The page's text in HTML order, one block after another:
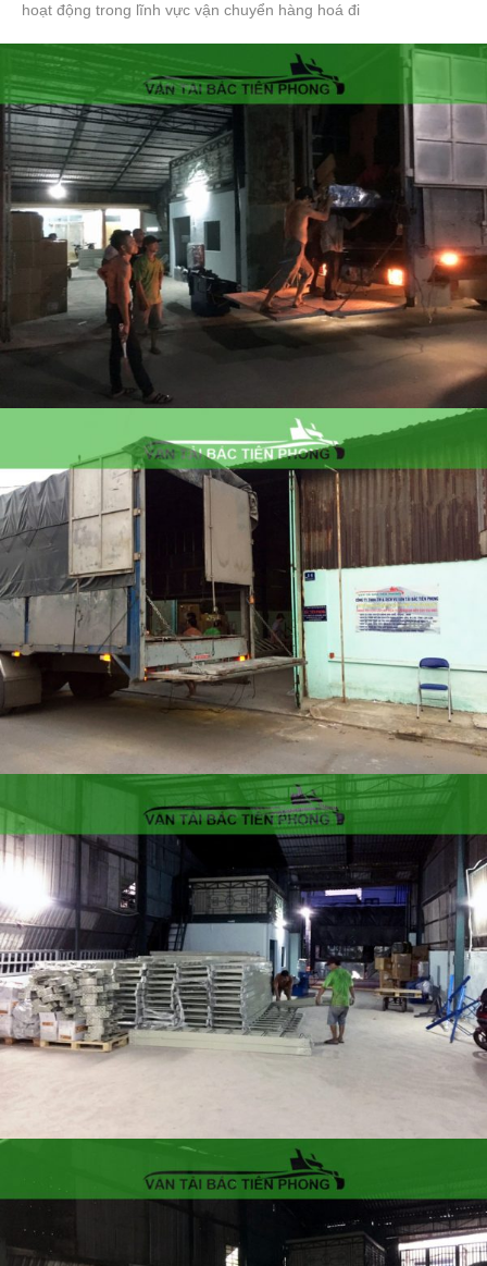
hoạt động trong lĩnh vực vận chuyển hàng hoá đi